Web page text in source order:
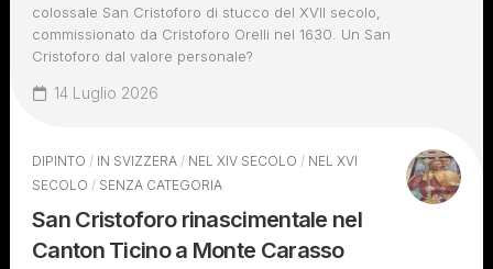
colossale San Cristoforo di stucco del XVII secolo,
commissionato da Cristoforo Orelli nel 1630. Un San
Cristoforo dal valore personale?
14 Luglio 2026
DIPINTO / IN SVIZZERA / NEL XIV SECOLO / NEL XVI
SECOLO / SENZA CATEGORIA
San Cristoforo rinascimentale nel
Canton Ticino a Monte Carasso